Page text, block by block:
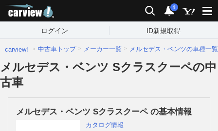
検索 通知
i
ログイン ID新規取得
carview! 中古車トップ メーカー一覧 メルセデス・ベンツの車種一覧
メルセデス・ベンツ Sクラスクーペの中
古車
メルセデス・ベンツ Sクラスクーペ の基本情報
カタログ情報